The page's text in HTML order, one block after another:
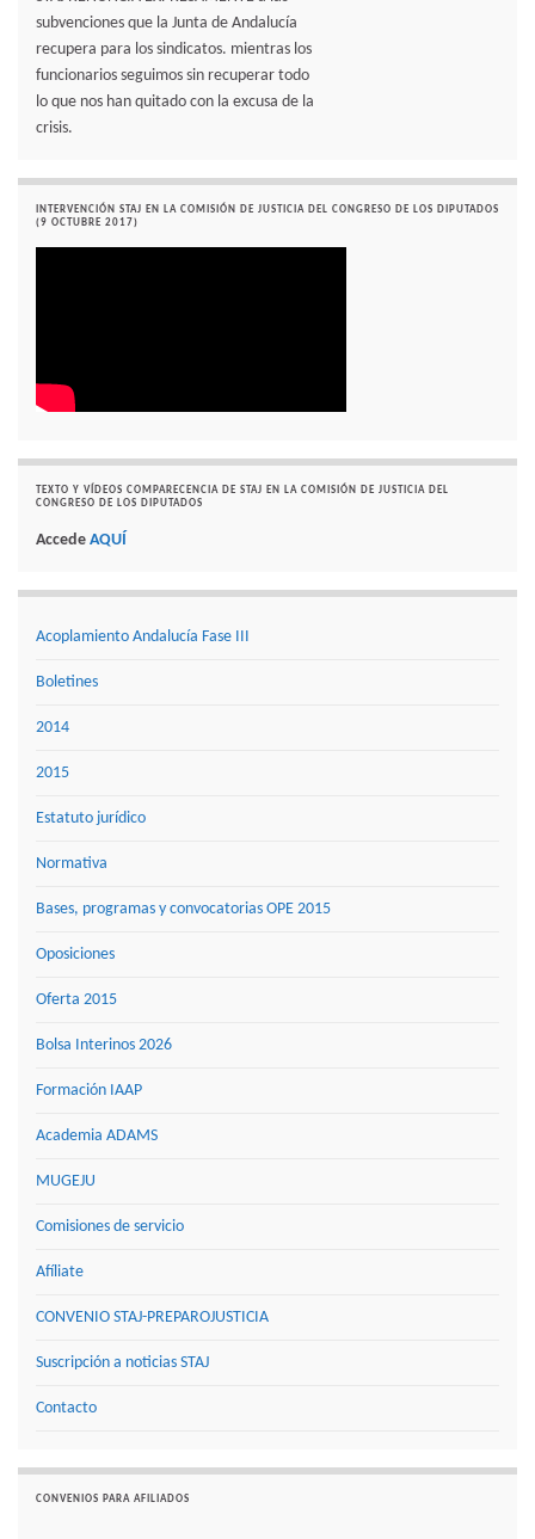
subvenciones que la Junta de Andalucía
recupera para los sindicatos. mientras los
funcionarios seguimos sin recuperar todo
lo que nos han quitado con la excusa de la
crisis.
INTERVENCIÓN STAJ EN LA COMISIÓN DE JUSTICIA DEL CONGRESO DE LOS DIPUTADOS
(9 OCTUBRE 2017)
TEXTO Y VÍDEOS COMPARECENCIA DE STAJ EN LA COMISIÓN DE JUSTICIA DEL
CONGRESO DE LOS DIPUTADOS
Accede AQUÍ
Acoplamiento Andalucía Fase III
Boletines
2014
2015
Estatuto jurídico
Normativa
Bases, programas y convocatorias OPE 2015
Oposiciones
Oferta 2015
Bolsa Interinos 2026
Formación IAAP
Academia ADAMS
MUGEJU
Comisiones de servicio
Afíliate
CONVENIO STAJ-PREPAROJUSTICIA
Suscripción a noticias STAJ
Contacto
CONVENIOS PARA AFILIADOS